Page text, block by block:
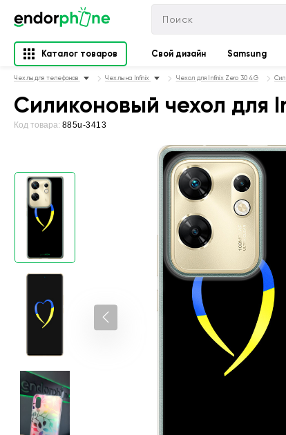
Каталог товаров Свой дизайн Samsung
Чехлы для телефонов Чехлы на Infinix Чехол для Infinix Zero 30 4G
Силиконовый чехол для
Код товара: 885u-3413